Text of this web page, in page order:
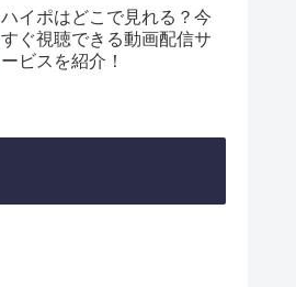
ハイポはどこで見れる？今
すぐ視聴できる動画配信サ
ービスを紹介！